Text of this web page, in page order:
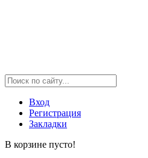
Вход
Регистрация
Закладки
В корзине пусто!